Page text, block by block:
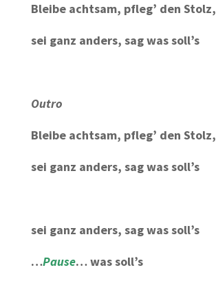
Bleibe achtsam, pfleg’ den Stolz,
sei ganz anders, sag was soll’s
Outro
Bleibe achtsam, pfleg’ den Stolz,
sei ganz anders, sag was soll’s
sei ganz anders, sag was soll’s
…Pause… was soll’s